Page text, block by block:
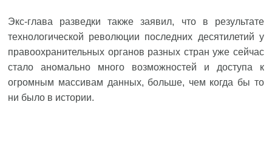
Экс-глава разведки также заявил, что в результате
технологической революции последних десятилетий у
правоохранительных органов разных стран уже сейчас
стало аномально много возможностей и доступа к
огромным массивам данных, больше, чем когда бы то
ни было в истории.